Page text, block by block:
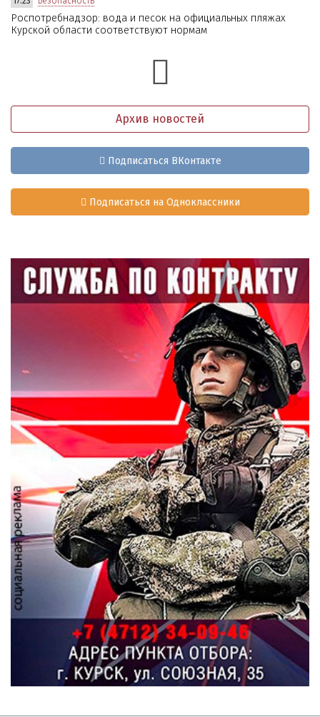
Роспотребнадзор: вода и песок на официальных пляжах
Курской области соответствуют нормам
Архив новостей
Подписаться ВКонтакте
Подписаться на Одноклассники